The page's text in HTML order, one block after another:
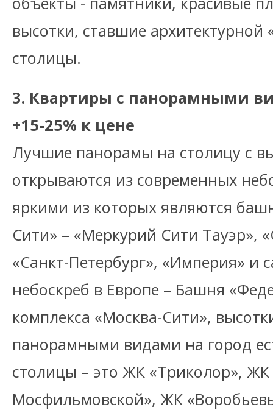
высотки, ставшие архитектурной
столицы.
3. Квартиры с панорамными
+15-25% к цене
Лучшие панорамы на столицу с
открываются из современных
яркими из которых являются
Сити» – «Меркурий Сити Тауэр»,
«Санкт-Петербург», «Империя» и
небоскреб в Европе – Башня
комплекса «Москва-Сити»,
панорамными видами на город
столицы – это ЖК «Триколор»,
Мосфильмовской», ЖК